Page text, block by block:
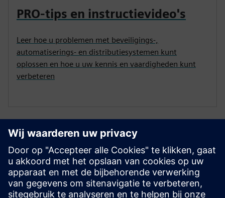
PRO-tips en instructievideo's
Leer hoe u problemen met beveiligings-,
automatiserings- en distributiesystemen kunt
oplossen en hoe u uw kennis en vaardigheden kunt
verbeteren
PRO Notities
Ontvang nieuws over het portfolio en het aanbod